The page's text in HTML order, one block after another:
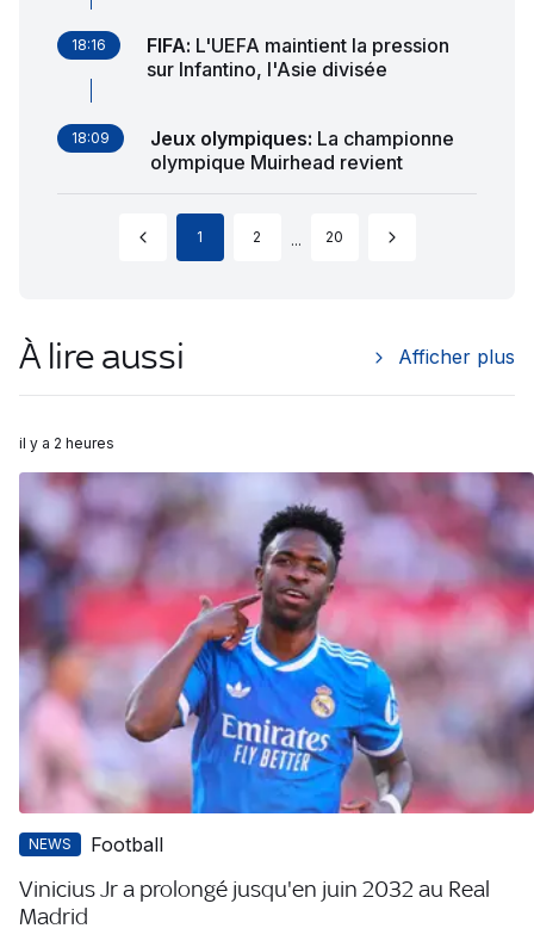
18:16 FIFA: L'UEFA maintient la pression
sur Infantino, l'Asie divisée
18:09 Jeux olympiques: La championne
olympique Muirhead revient
1 2 ... 20
À lire aussi Afficher plus
il y a 2 heures
NEWS Football
Vinicius Jr a prolongé jusqu'en juin 2032 au Real
Madrid